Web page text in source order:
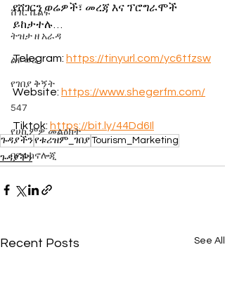
ሸገር ሼልፍ
ትዝታ ዘ አራዳ
ልዩ ወሬ
የገበያ ቅኝት
547
የሀኪምዎ መልዕክት
ባዮቴክኖሎጂ
የሸገርን ወሬዎች፣ መረጃ እና ፕሮግራሞች
ይከታተሉ…
Telegram: https://tinyurl.com/yc6tfzsw
Website: https://www.shegerfm.com/
Tiktok: https://bit.ly/44Dd6Il
ጉዳያችንየቱሪዝም_ገበያTourism_Marketing
ጉዳያችን
Recent Posts See All